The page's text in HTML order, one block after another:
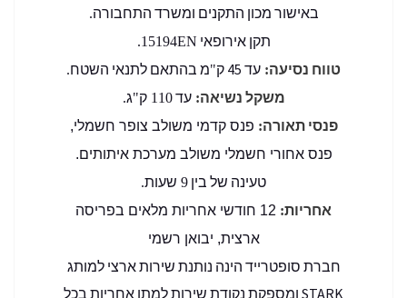
באישור מכון התקנים ומשרד התחבורה.
תקן אירופאי 15194EN.
טווח נסיעה: עד 45 ק "מ בהתאם לתנאי השטח.
משקל נשיאה: עד110 ק"ג.
פנסי תאורה: פנס קדמי משולב צופר חשמלי,
פנס אחורי חשמלי משולב מערכת איתותים.
טעינה של בין 9 שעות.
אחריות:
12 חודשי אחריות מלאים בפריסה
ארצית, יבואן רשמי
חברת סופטרייד הינה נותנת שירות ארצי למותג
STARK ומספקת נקודת שירות למתן אחריות בכל